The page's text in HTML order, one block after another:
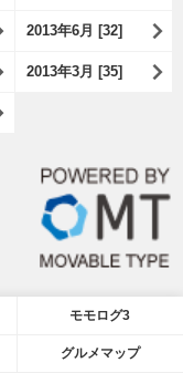
2013年6月 [32]
2013年3月 [35]
モモログ3
グルメマップ